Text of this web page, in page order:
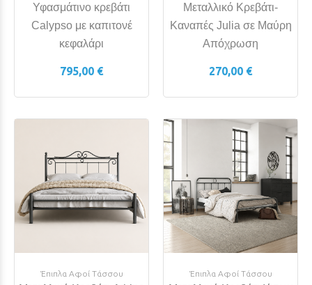
Υφασμάτινο κρεβάτι
Calypso με καπιτονέ
κεφαλάρι
795,00 €
Μεταλλικό Κρεβάτι-
Καναπές Julia σε Μαύρη
Απόχρωση
270,00 €
Έπιπλα Αφοί Τάσσου Έπιπλα Αφοί Τάσσου